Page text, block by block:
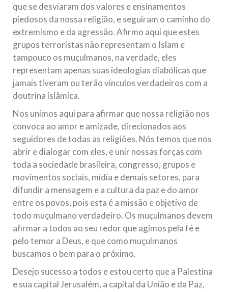
que se desviaram dos valores e ensinamentos
piedosos da nossa religião, e seguiram o caminho do
extremismo e da agressão. Afirmo aqui que estes
grupos terroristas não representam o Islam e
tampouco os muçulmanos, na verdade, eles
representam apenas suas ideologias diabólicas que
jamais tiveram ou terão vínculos verdadeiros com a
doutrina islâmica.
Nos unimos aqui para afirmar que nossa religião nos
convoca ao amor e amizade, direcionados aos
seguidores de todas as religiões. Nós temos que nos
abrir e dialogar com eles, e unir nossas forças com
toda a sociedade brasileira, congresso, grupos e
movimentos sociais, mídia e demais setores, para
difundir a mensagem e a cultura da paz e do amor
entre os povos, pois esta é a missão e objetivo de
todo muçulmano verdadeiro. Os muçulmanos devem
afirmar a todos ao seu redor que agimos pela fé e
pelo temor a Deus, e que como muçulmanos
buscamos o bem para o próximo.
Desejo sucesso a todos e estou certo que a Palestina
e sua capital Jerusalém, a capital da União e da Paz,